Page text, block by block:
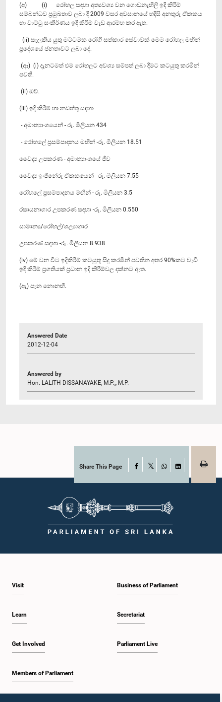
(අ) (i) රෝහල සඳහා අත්‍යවශ්‍ය වන ගොඩනැඟිලි ඉදි කිරීම්
සම්බන්ධව ප්‍රමුඛතාව ලබා දී 2009 වසර අවසානයේ හදිසි අනතුරු ඒකකය
හා වාට්ටු සංකීර්ණය ඉදි කිරීම් වැඩ ආරම්භ කර ඇත.
(ii) සැලකිය යුතු මට්ටමක රෝගී සත්කාර සේවාවක් මෙම රෝහල මඟින්
ප්‍රදේශයේ ජනතාවට ලබා දේ.
(ආ) (i) දැනටමත් එම රෝහලට අවශ්‍ය සම්පත් ලබා දීමට කටයුතු කරමින්
පවතී.
(ii) ඔව්.
(iii) ඉදි කිරීම් හා නඩත්තු සඳහා
- අමාත්‍යාංශයෙන් - රු. මිලියන 434
- රෝහලේ ප්‍රසම්පාදනය මඟින් -රු. මිලියන 18.51
වෛද්‍ය උපකරණ - අමාත්‍යාංශයේ ජීව
වෛද්‍ය ඉංජිනේරු ඒකකයෙන් - රු. මිලියන 7.55
රෝහලේ ප්‍රසම්පාදනය මඟින් - රු. මිලියන 3.5
රසායනාගාර උපකරණ සඳහා -රු. මිලියන 0.550
සාමාන්‍ය/රෝහල්/ශල්‍යාගාර
උපකරණ සඳහා -රු. මිලියන 8.938
(iv) මේ වන විට ඉදිකිරීම් කටයුතු සිදු කරමින් පවතින අතර 90%කට වැඩි
ඉදි කිරීම් ප්‍රගතියක් ප්‍රධාන ඉදි කිරීම්වල දක්නට ඇත.
(ඇ) පැන නොනඟී.
Answered Date
2012-12-04
Answered by
Hon. LALITH DISSANAYAKE, M.P.,, M.P.
Share This Page Facebook
WhatsAppLinkedIn
Visit
Learn
Get Involved
Members of Parliament
Business of Parliament
Secretariat
Parliament Live